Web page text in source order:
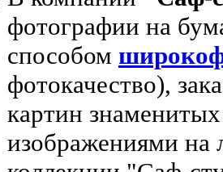
фотографии на
способом
фотокачество),
картин
изображениями